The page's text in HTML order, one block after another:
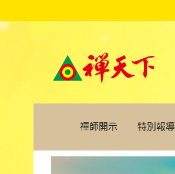
禪師開示 特別報導